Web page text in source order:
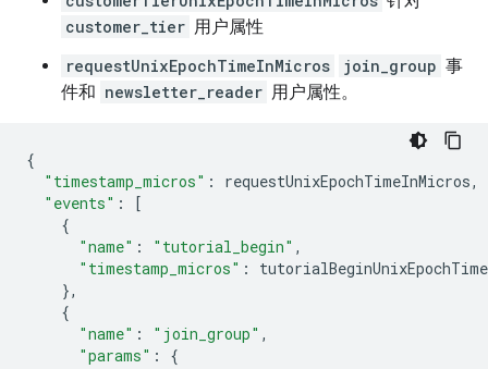
customer_tier 用户属性
requestUnixEpochTimeInMicros
join_group 事
件和 newsletter_reader 用户属性。
{
"timestamp_micros" : requestUnixEpochTimeInMicros,
"events" :
[
{
"name" : "tutorial_begin" ,
"timestamp_micros" :
},
{
"name" : "join_group" ,
"params" :
{